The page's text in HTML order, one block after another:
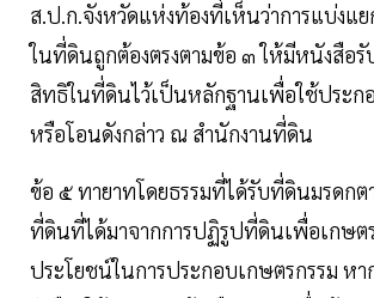
ส.ป.ก.จังหวัดแห่งท้องที่เห็นว่าการแบ่งแ
ในที่ดินถูกต้องตรงตามข้อ ๓ ให้มีหนังสือรั
สิทธิในที่ดินไว้เป็นหลักฐานเพื่อใช้ประก
หรือโอนดังกล่าว ณ สํานักงานที่ดิน
ข้อ ๕ ทายาทโดยธรรมที่ได้รับที่ดินมรดกต
ที่ดินที่ได้มาจากการปฏิรูปที่ดินเพื่อเกษต
ประโยชน์ในการประกอบเกษตรกรรม ห